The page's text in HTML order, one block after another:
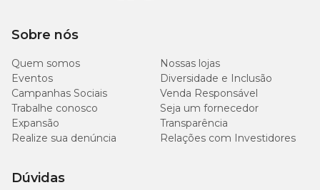
Sobre nós
Quem somos
Nossas lojas
Eventos
Diversidade e Inclusão
Campanhas Sociais
Venda Responsável
Trabalhe conosco
Seja um fornecedor
Expansão
Transparência
Realize sua denúncia
Relações com Investidores
Dúvidas